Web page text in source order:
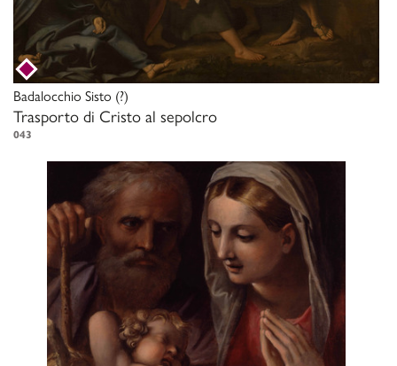
Badalocchio Sisto (?)
Trasporto di Cristo al sepolcro
043